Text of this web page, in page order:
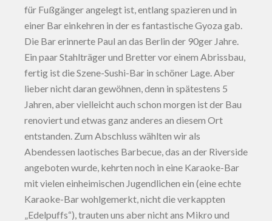
für Fußgänger angelegt ist, entlang spazieren und in
einer Bar einkehren in der es fantastische Gyoza gab.
Die Bar erinnerte Paul an das Berlin der 90ger Jahre.
Ein paar Stahlträger und Bretter vor einem Abrissbau,
fertig ist die Szene-Sushi-Bar in schöner Lage. Aber
lieber nicht daran gewöhnen, denn in spätestens 5
Jahren, aber vielleicht auch schon morgen ist der Bau
renoviert und etwas ganz anderes an diesem Ort
entstanden. Zum Abschluss wählten wir als
Abendessen laotisches Barbecue, das an der Riverside
angeboten wurde, kehrten noch in eine Karaoke-Bar
mit vielen einheimischen Jugendlichen ein (eine echte
Karaoke-Bar wohlgemerkt, nicht die verkappten
„Edelpuffs“), trauten uns aber nicht ans Mikro und